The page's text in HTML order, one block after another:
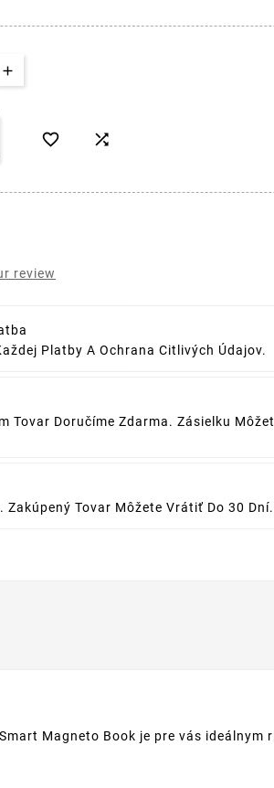
 
review
Platby A Ochrana Citlivých Údajov.
Tovar Doručíme Zdarma. Zásielku
Zakúpený Tovar Môžete Vrátiť Do 30 Dní.
Magneto Book je pre vás ideálnym